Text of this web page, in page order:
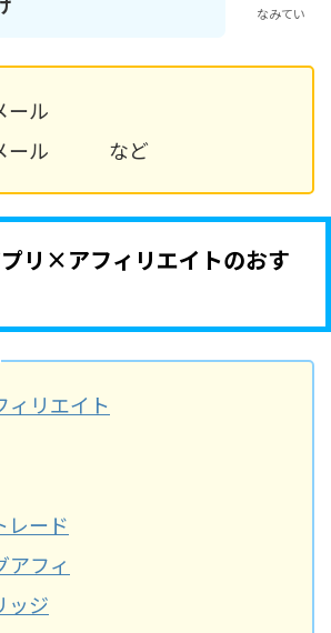
なみてい
ール
メール など
リ×アフィリエイトのおす
ィリエイト
レード
アフィ
ッジ